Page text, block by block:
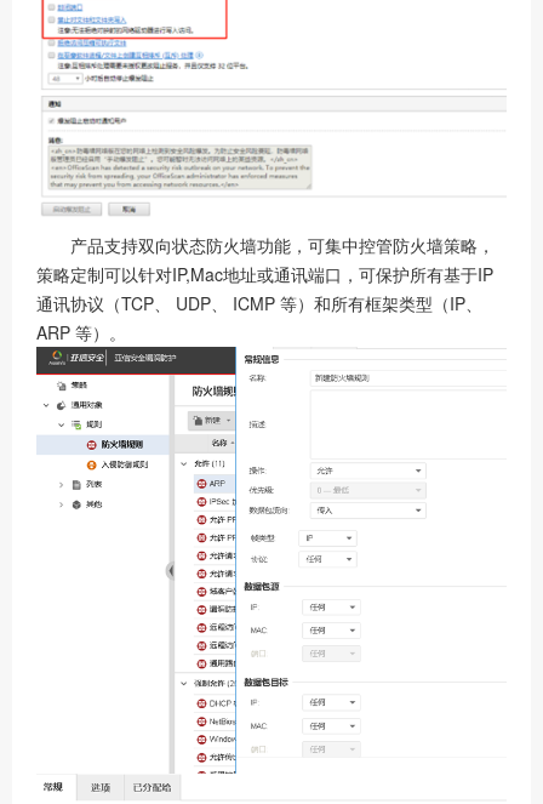
产品支持双向状态防火墙功能，可集中控管防火墙策略，
策略定制可以针对IP,Mac地址或通讯端口，可保护所有基于IP
通讯协议（TCP、 UDP、 ICMP 等）和所有框架类型（IP、
ARP 等）。